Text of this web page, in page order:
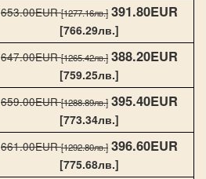
653.00EUR[1277.16лв.] 391.80EUR
[766.29лв.]
647.00EUR[1265.42лв.] 388.20EUR
[759.25лв.]
659.00EUR[1288.89лв.] 395.40EUR
[773.34лв.]
661.00EUR[1292.80лв.] 396.60EUR
[775.68лв.]